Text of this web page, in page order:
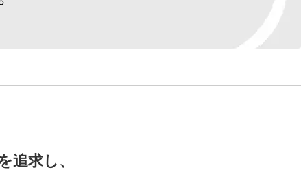
追求し、